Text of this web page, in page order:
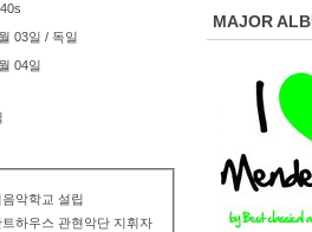
03일 / 독일
04일
악학교 설립
하우스 관현악단 지휘자
MAJOR